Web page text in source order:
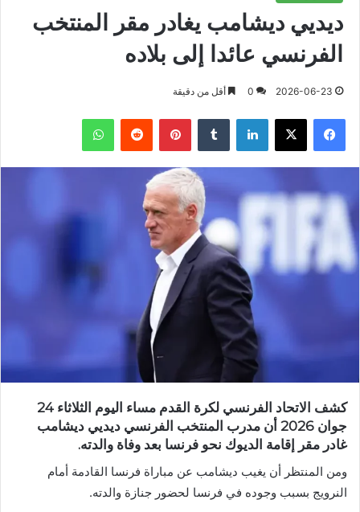
ديديي ديشامب يغادر مقر المنتخب
الفرنسي عائدا إلى بلاده
2026-06-23
0 أقل من دقيقة
فيسبوك X لينكدإن بينتيريست واتساب
كشف الاتحاد الفرنسي لكرة القدم مساء اليوم الثلاثاء 24
جوان 2026 أن مدرب المنتخب الفرنسي ديديي ديشامب
غادر مقر إقامة الديوك نحو فرنسا بعد وفاة والدته.
ومن المنتظر أن يغيب ديشامب عن مباراة فرنسا القادمة أمام
النرويج بسبب وجوده في فرنسا لحضور جنازة والدته.